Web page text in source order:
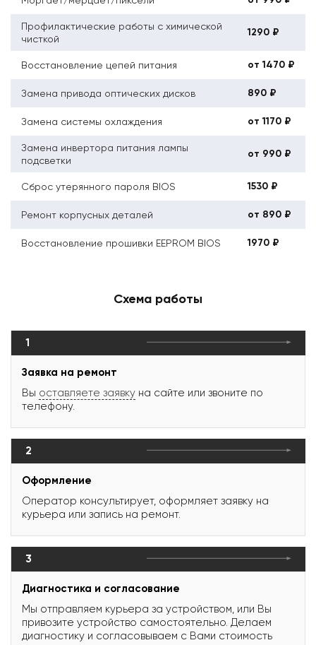
Профилактические работы с химической
чисткой
1290 ₽
Восстановление цепей питания от 1470 ₽
Замена привода оптических дисков 890 ₽
Замена системы охлаждения от 1170 ₽
Замена инвертора питания лампы
подсветки
от 990 ₽
Сброс утерянного пароля BIOS 1530 ₽
Ремонт корпусных деталей от 890 ₽
Восстановление прошивки EEPROM BIOS 1970 ₽
Схема работы
1
Заявка на ремонт
Вы оставляете заявку на сайте или звоните по
телефону.
2
Оформление
Оператор консультирует, оформляет заявку на
курьера или запись на ремонт.
3
Диагностика и согласование
Мы отправляем курьера за устройством, или Вы
привозите устройство самостоятельно. Делаем
диагностику и согласовываем с Вами стоимость